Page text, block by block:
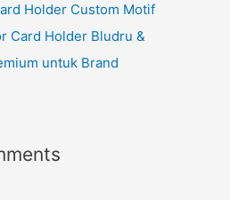
Holder Custom Motif
Card Holder Bludru &
untuk Brand